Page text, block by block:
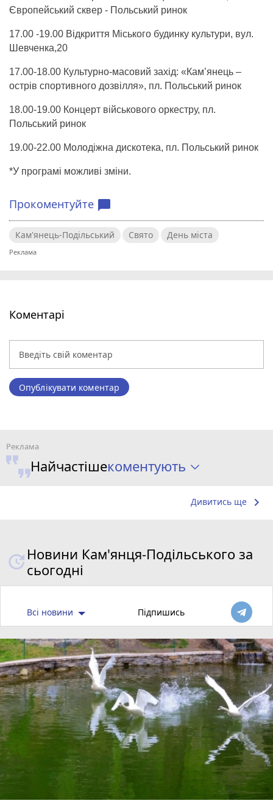
Європейський сквер - Польський ринок
17.00 -19.00 Відкриття Міського будинку культури, вул.
Шевченка,20
17.00-18.00 Культурно-масовий захід: «Кам’янець –
острів спортивного дозвілля», пл. Польський ринок
18.00-19.00 Концерт військового оркестру, пл.
Польський ринок
19.00-22.00 Молодіжна дискотека, пл. Польський ринок
*У програмі можливі зміни.
Прокоментуйте chat_bubble
Кам'янець-Подільський Свято День міста
Коментарі
Опублікувати коментар
Найчастішекоментують
Дивитись ще keyboard_arrow_right
Новини Кам'янця-Подільського за
сьогодні
Всі новини Підпишись